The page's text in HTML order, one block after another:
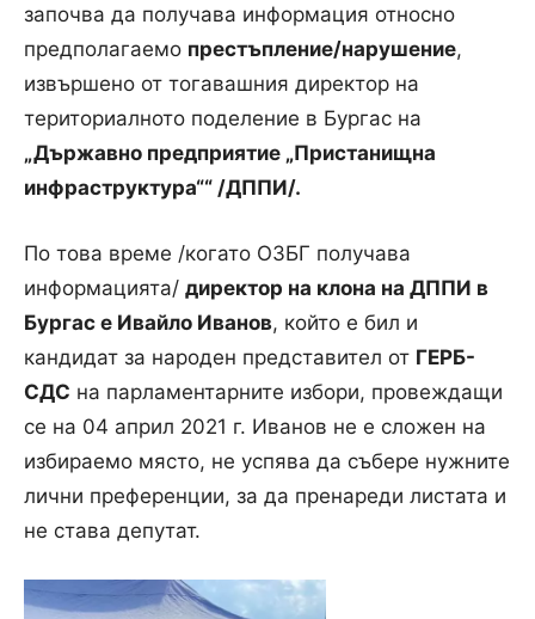
започва да получава информация относно
предполагаемо престъпление/нарушение,
извършено от тогавашния директор на
териториалното поделение в Бургас на
„Държавно предприятие „Пристанищна
инфраструктура““ /ДППИ/.
По това време /когато ОЗБГ получава
информацията/ директор на клона на ДППИ в
Бургас е Ивайло Иванов, който е бил и
кандидат за народен представител от ГЕРБ-
СДС на парламентарните избори, провеждащи
се на 04 април 2021 г. Иванов не е сложен на
избираемо място, не успява да събере нужните
лични преференции, за да пренареди листата и
не става депутат.